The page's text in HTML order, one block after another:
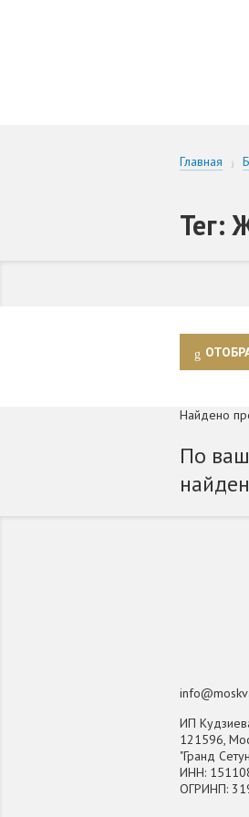
Главная
Тег:
Найдено
По
ИП
121596,
"Гранд
ИНН:
ОГРИНП: